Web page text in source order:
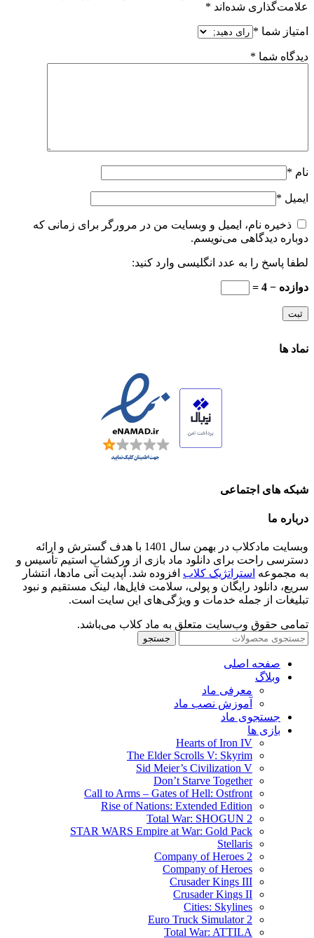
علامت‌گذاری شده‌اند *
امتیاز شما *
دیدگاه شما *
نام *
ایمیل *
ذخیره نام، ایمیل و وبسایت من در مرورگر برای زمانی که
دوباره دیدگاهی می‌نویسم.
لطفا پاسخ را به عدد انگلیسی وارد کنید:
دوازده − 4 =
نماد ها
شبکه های اجتماعی
درباره ما
وبسایت مادکلاب در بهمن سال 1401 با هدف گسترش و ارائه
دسترسی راحت برای دانلود ماد بازی از ورکشاپ استیم تأسیس و
به مجموعه استراتژیک کلاب افزوده شد. آپدیت آنی مادها، انتشار
سریع، دانلود رایگان و پولی، سلامت فایل‌ها، لینک مستقیم و نبود
تبلیغات از جمله خدمات و ویژگی‌های این سایت است.
تمامی حقوق وب‌سایت متعلق به ماد کلاب می‌باشد.
جستجو
صفحه اصلی
وبلاگ
معرفی ماد
آموزش نصب ماد
جستجوی ماد
بازی ها
Hearts of Iron IV
The Elder Scrolls V: Skyrim
Sid Meier’s Civilization V
Don’t Starve Together
Call to Arms – Gates of Hell: Ostfront
Rise of Nations: Extended Edition
Total War: SHOGUN 2
STAR WARS Empire at War: Gold Pack
Stellaris
Company of Heroes 2
Company of Heroes
Crusader Kings III
Crusader Kings II
Cities: Skylines
Euro Truck Simulator 2
Total War: ATTILA